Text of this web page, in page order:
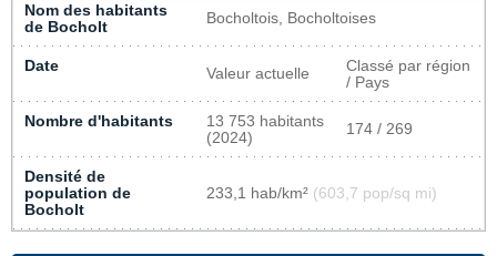
Nom des habitants
de Bocholt
Bocholtois, Bocholtoises
Date Valeur actuelle
Classé par région
/ Pays
Nombre d'habitants
13 753 habitants
(2024)
174 / 269
Densité de
population de
Bocholt
233,1 hab/km² (603,7 pop/sq mi)